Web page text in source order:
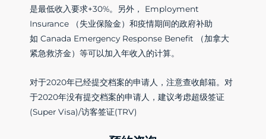
是最低收入要求+30%。另外， Employment
Insurance （失业保险金）和疫情期间的政府补助
如 Canada Emergency Response Benefit （加拿大
紧急救济金）等可以加入年收入的计算。
对于2020年已经提交档案的申请人，注意查收邮箱。对
于2020年没有提交档案的申请人，建议考虑超级签证
(Super Visa)/访客签证(TRV)